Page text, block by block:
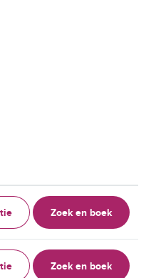
Zoek en boek
Zoek en boek